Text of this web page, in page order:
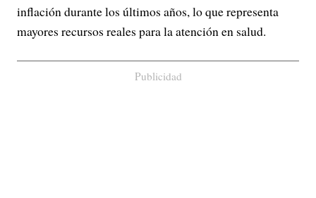
inflación durante los últimos años, lo que representa
mayores recursos reales para la atención en salud.
Publicidad